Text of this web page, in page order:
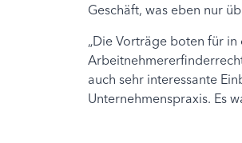
Geschäft, was eben nur
„Die Vorträge boten für
auch sehr interessante
Unternehmenspraxis. Es